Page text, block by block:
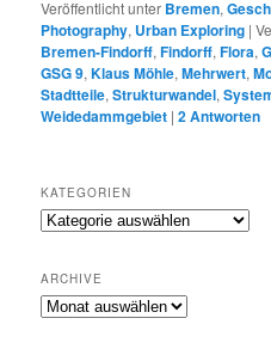
Veröffentlicht unter Bremen,
Photography, Urban Exploring |
Bremen-Findorff,Findorff,Flora,
GSG 9,Klaus Möhle,Mehrwert,
Stadtteile,Strukturwandel,
Weidedammgebiet |2Antworten
KATEGORIEN
K
e
g
ARCHIVE
A